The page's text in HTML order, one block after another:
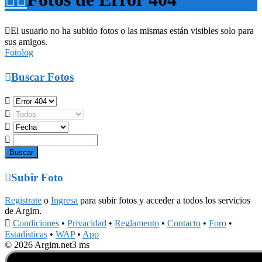
El usuario no ha subido fotos o las mismas están visibles solo para
sus amigos.
Fotolog
Buscar Fotos




Subir Foto
Registrate o Ingresa para subir fotos y acceder a todos los servicios
de Argim.
 Condiciones • Privacidad • Reglamento • Contacto • Foro •
Estadísticas • WAP• App
© 2026 Argim.net3 ms